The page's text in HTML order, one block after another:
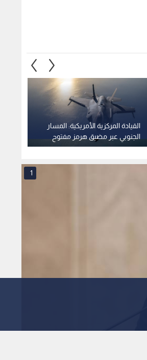
القيادة المركزية الأمريكية: المسار
الجنوبي عبر مضيق هرمز مفتوح
والملاحة مستمرة
1